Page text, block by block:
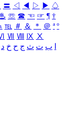
〓 ◁ ◀ ▷ ▶ ♤
☏ ☎ ☜ ☞ ¶ †
℡ ＃ ＆ ＊ ＠ ª º
Ⅶ Ⅷ Ⅸ Ⅹ
ب ت ث ج ح خ د